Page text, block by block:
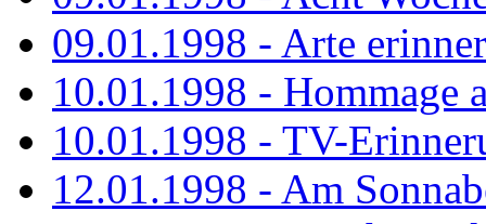
09.01.1998 - Arte
10.01.1998 - Hommage
10.01.1998 - TV-
12.01.1998 - Am